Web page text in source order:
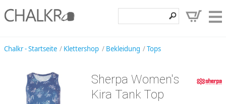
Entdecken
Chalkr - Startseite Klettershop Bekleidung Tops
Sherpa Women's
Kira Tank Top